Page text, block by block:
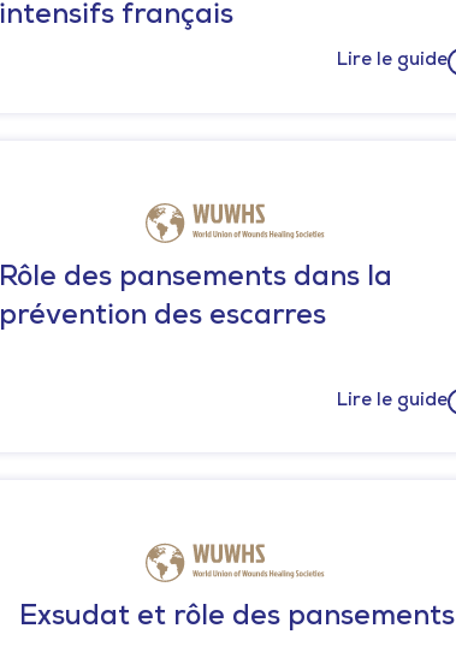
intensifs français
Lire le guide
Rôle des pansements dans la
prévention des escarres
Lire le guide
Exsudat et rôle des pansements